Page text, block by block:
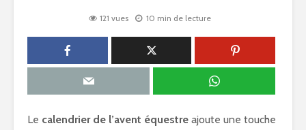
121 vues 10 min de lecture
Le calendrier de l’avent équestre ajoute une touche